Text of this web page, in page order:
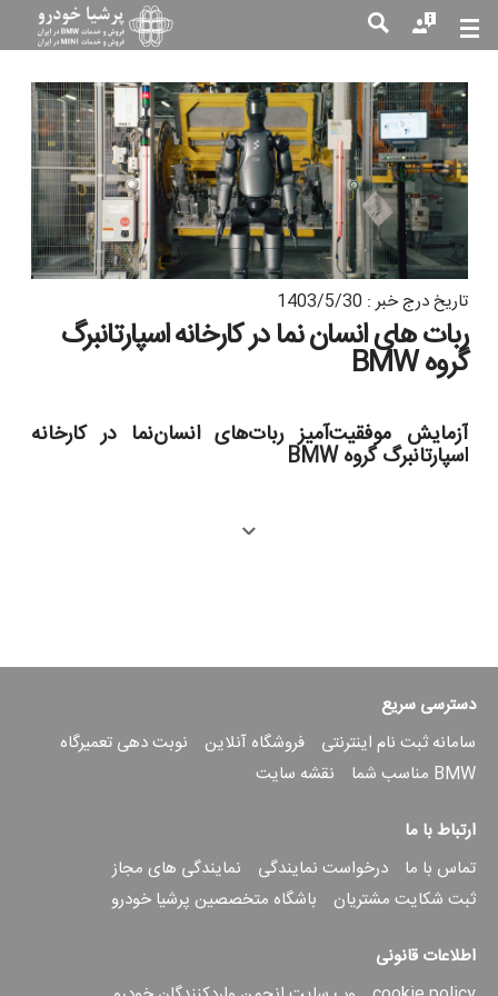
جست
جو
تاریخ درج خبر : 1403/5/30
ربات های انسان نما در کارخانه اسپارتانبرگ
گروه BMW
آزمایش موفقیت‌آمیز ربات‌های انسان‌نما در کارخانه
اسپارتانبرگ گروه BMW
نامناسب نجات دهد.
ایمن از ربات‌های انسان‌نما در فرآیندهای تولید خودرو است. میلان
دسترسی سریع
سامانه ثبت نام اینترنتی
فروشگاه آنلاین
نوبت دهی تعمیرگاه
BMW مناسب شما
نقشه سایت
ارتباط با ما
تماس با ما
درخواست نمایندگی
نمایندگی های مجاز
ثبت شکایت مشتریان
باشگاه متخصصین پرشیا خودرو
اطلاعات قانونی